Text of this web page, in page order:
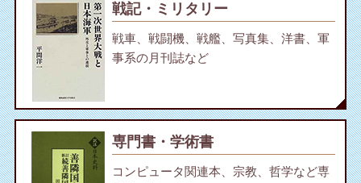
戦記・ミリタリー
戦車、戦闘機、戦艦、写真集、洋書、軍
事系の月刊誌など
専門書・学術書
コンピュータ関連本、宗教、哲学など専